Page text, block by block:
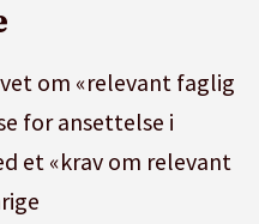
om «relevant faglig
for ansettelse i
et «krav om relevant